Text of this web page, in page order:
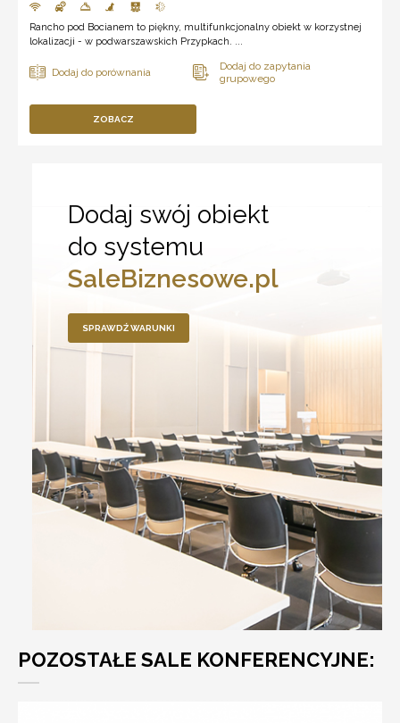
Rancho pod Bocianem to piękny, multifunkcjonalny obiekt w korzystnej
lokalizacji - w podwarszawskich Przypkach. ...
ZOBACZ
Dodaj swój obiekt
do systemu
SaleBiznesowe.pl
SPRAWDŹ WARUNKI
POZOSTAŁE SALE KONFERENCYJNE: